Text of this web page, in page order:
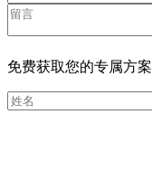
免费获取您的专属方案